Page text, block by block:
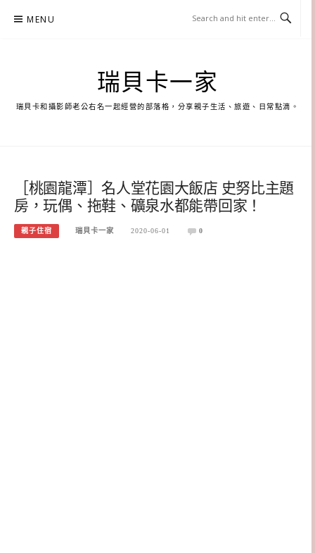
MENU
瑞貝卡一家
瑞貝卡和攝影師老公右名一起經營的部落格，分享親子生活、旅遊、日常點滴。
［桃園龍潭］名人堂花園大飯店 史努比主題
房，玩偶、拖鞋、礦泉水都能帶回家！
親子住宿 瑞貝卡一家 2020-06-01 0